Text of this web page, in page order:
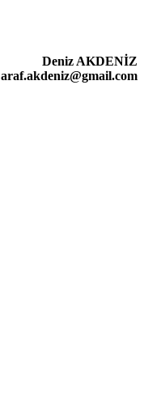
Deniz AKDENİZ
araf.akdeniz@gmail.com